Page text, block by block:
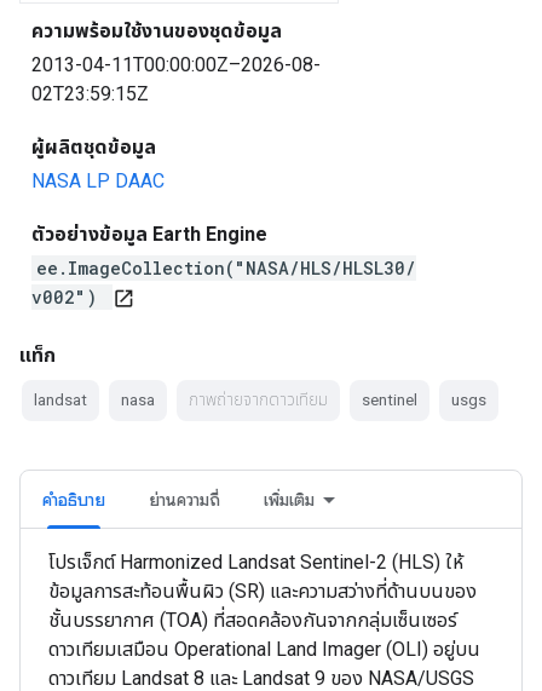
ความพร้อมใช้งานของชุดข้อมูล
2013-04-11T00:00:00Z–2026-08-
02T23:59:15Z
ผู้ผลิตชุดข้อมูล
NASA LP DAAC
ตัวอย่างข้อมูล Earth Engine
ee.ImageCollection("NASA/HLS/HLSL30/
v002")
open_in_new
แท็ก
landsat nasa ภาพถ่ายจากดาวเทียม sentinel usgs
คำอธิบาย ย่านความถี่ เพิ่มเติม
โปรเจ็กต์ Harmonized Landsat Sentinel-2 (HLS) ให้
ข้อมูลการสะท้อนพื้นผิว (SR) และความสว่างที่ด้านบนของ
ชั้นบรรยากาศ (TOA) ที่สอดคล้องกันจากกลุ่มเซ็นเซอร์
ดาวเทียมเสมือน Operational Land Imager (OLI) อยู่บน
ดาวเทียม Landsat 8 และ Landsat 9 ของ NASA/USGS